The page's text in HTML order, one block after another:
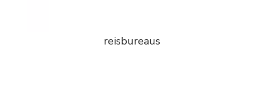
reisbureaus